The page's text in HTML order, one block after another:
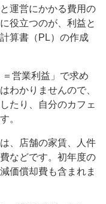
運営にかかる費用の
役立つのが、利益と
算書（PL）の作成
営業利益」で求め
わかりませんので、
たり、自分のカフェ
。
、店舗の家賃、人件
などです。初年度の
価償却費も含まれま